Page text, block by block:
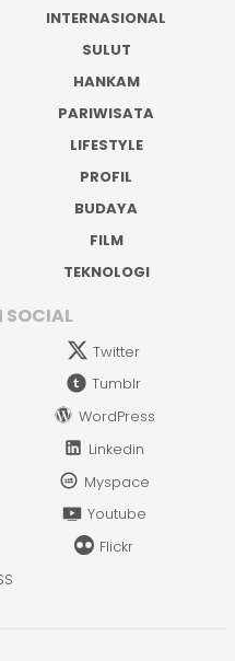
INTERNASIONAL
SULUT
HANKAM
PARIWISATA
LIFESTYLE
PROFIL
BUDAYA
FILM
TEKNOLOGI
SOCIAL
Twitter
Tumblr
WordPress
Linkedin
Myspace
Youtube
Flickr